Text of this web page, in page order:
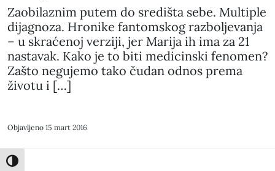
Toggle High Contrast
Zaobilaznim putem do središta sebe. Multiple
dijagnoza. Hronike fantomskog razboljevanja
– u skraćenoj verziji, jer Marija ih ima za 21
nastavak. Kako je to biti medicinski fenomen?
Zašto negujemo tako čudan odnos prema
životu i […]
Objavljeno 15 mart 2016